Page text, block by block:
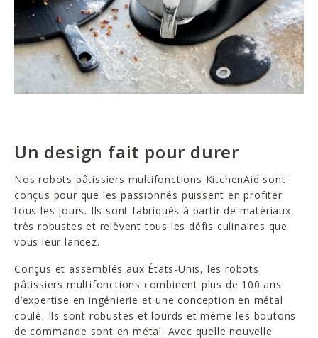
Un design fait pour durer
Nos robots pâtissiers multifonctions KitchenAid sont
conçus pour que les passionnés puissent en profiter
tous les jours. Ils sont fabriqués à partir de matériaux
très robustes et relèvent tous les défis culinaires que
vous leur lancez.
Conçus et assemblés aux États-Unis, les robots
pâtissiers multifonctions combinent plus de 100 ans
d’expertise en ingénierie et une conception en métal
coulé. Ils sont robustes et lourds et même les boutons
de commande sont en métal. Avec quelle nouvelle